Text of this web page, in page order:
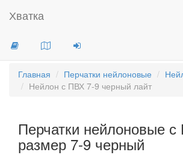
Хватка
Главная Перчатки нейлоновые
Нейлон с ПВХ 7-9 черный лайт
Перчатки нейлоновые
размер 7-9 черный